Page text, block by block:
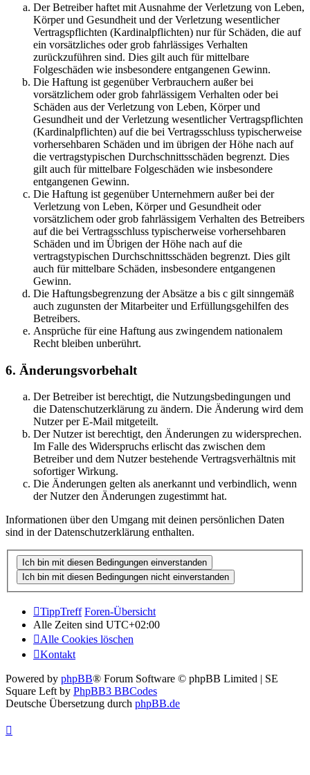
Der Betreiber haftet mit Ausnahme der Verletzung von Leben,
Körper und Gesundheit und der Verletzung wesentlicher
Vertragspflichten (Kardinalpflichten) nur für Schäden, die auf
ein vorsätzliches oder grob fahrlässiges Verhalten
zurückzuführen sind. Dies gilt auch für mittelbare
Folgeschäden wie insbesondere entgangenen Gewinn.
Die Haftung ist gegenüber Verbrauchern außer bei
vorsätzlichem oder grob fahrlässigem Verhalten oder bei
Schäden aus der Verletzung von Leben, Körper und
Gesundheit und der Verletzung wesentlicher Vertragspflichten
(Kardinalpflichten) auf die bei Vertragsschluss typischerweise
vorhersehbaren Schäden und im übrigen der Höhe nach auf
die vertragstypischen Durchschnittsschäden begrenzt. Dies
gilt auch für mittelbare Folgeschäden wie insbesondere
entgangenen Gewinn.
Die Haftung ist gegenüber Unternehmern außer bei der
Verletzung von Leben, Körper und Gesundheit oder
vorsätzlichem oder grob fahrlässigem Verhalten des Betreibers
auf die bei Vertragsschluss typischerweise vorhersehbaren
Schäden und im Übrigen der Höhe nach auf die
vertragstypischen Durchschnittsschäden begrenzt. Dies gilt
auch für mittelbare Schäden, insbesondere entgangenen
Gewinn.
Die Haftungsbegrenzung der Absätze a bis c gilt sinngemäß
auch zugunsten der Mitarbeiter und Erfüllungsgehilfen des
Betreibers.
Ansprüche für eine Haftung aus zwingendem nationalem
Recht bleiben unberührt.
6. Änderungsvorbehalt
Der Betreiber ist berechtigt, die Nutzungsbedingungen und
die Datenschutzerklärung zu ändern. Die Änderung wird dem
Nutzer per E-Mail mitgeteilt.
Der Nutzer ist berechtigt, den Änderungen zu widersprechen.
Im Falle des Widerspruchs erlischt das zwischen dem
Betreiber und dem Nutzer bestehende Vertragsverhältnis mit
sofortiger Wirkung.
Die Änderungen gelten als anerkannt und verbindlich, wenn
der Nutzer den Änderungen zugestimmt hat.
Informationen über den Umgang mit deinen persönlichen Daten
sind in der Datenschutzerklärung enthalten.
TippTreff Foren-Übersicht
Alle Zeiten sind UTC+02:00
Alle Cookies löschen
Kontakt
Powered by phpBB® Forum Software © phpBB Limited | SE
Square Left by PhpBB3 BBCodes
Deutsche Übersetzung durch phpBB.de